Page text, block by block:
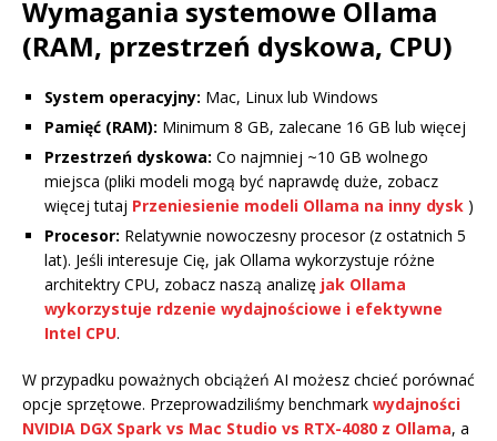
Wymagania systemowe Ollama
(RAM, przestrzeń dyskowa, CPU)
System operacyjny: Mac, Linux lub Windows
Pamięć (RAM): Minimum 8 GB, zalecane 16 GB lub więcej
Przestrzeń dyskowa: Co najmniej ~10 GB wolnego
miejsca (pliki modeli mogą być naprawdę duże, zobacz
więcej tutaj Przeniesienie modeli Ollama na inny dysk )
Procesor: Relatywnie nowoczesny procesor (z ostatnich 5
lat). Jeśli interesuje Cię, jak Ollama wykorzystuje różne
architektry CPU, zobacz naszą analizę jak Ollama
wykorzystuje rdzenie wydajnościowe i efektywne
Intel CPU.
W przypadku poważnych obciążeń AI możesz chcieć porównać
opcje sprzętowe. Przeprowadziliśmy benchmark wydajności
NVIDIA DGX Spark vs Mac Studio vs RTX-4080 z Ollama, a